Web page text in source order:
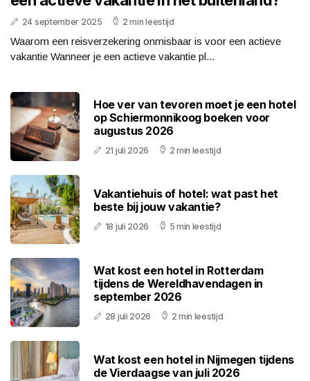
24 september 2025 2 min leestijd
Waarom een reisverzekering onmisbaar is voor een actieve
vakantie Wanneer je een actieve vakantie pl...
Hoe ver van tevoren moet je een hotel
op Schiermonnikoog boeken voor
augustus 2026
21 juli 2026 2 min leestijd
Vakantiehuis of hotel: wat past het
beste bij jouw vakantie?
18 juli 2026 5 min leestijd
Wat kost een hotel in Rotterdam
tijdens de Wereldhavendagen in
september 2026
28 juli 2026 2 min leestijd
Wat kost een hotel in Nijmegen tijdens
de Vierdaagse van juli 2026